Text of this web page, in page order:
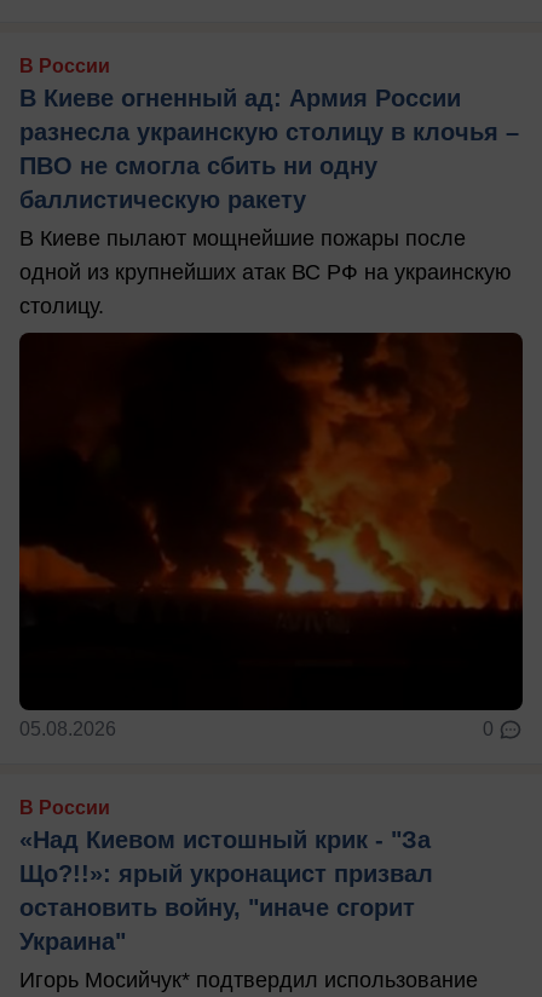
В России
В Киеве огненный ад: Армия России
разнесла украинскую столицу в клочья –
ПВО не смогла сбить ни одну
баллистическую ракету
В Киеве пылают мощнейшие пожары после
одной из крупнейших атак ВС РФ на украинскую
столицу.
05.08.2026 0
В России
«Над Киевом истошный крик - "За
Що?!!»: ярый укронацист призвал
остановить войну, "иначе сгорит
Украина"
Игорь Мосийчук* подтвердил использование